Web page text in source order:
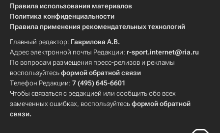
Правила использования материалов
Политика конфиденциальности
Правила применения рекомендательных технологий
Главный редактор: Гаврилова А.В.
Адрес электронной почты Редакции: r-sport.internet@ria.ru
По вопросам размещения пресс-релизов и рекламы
воспользуйтесьформой обратной связи
Телефон Редакции: 7 (495) 645-6601
Чтобы связаться с редакцией или сообщить обо всех
замеченных ошибках, воспользуйтесьформой обратной
связи.